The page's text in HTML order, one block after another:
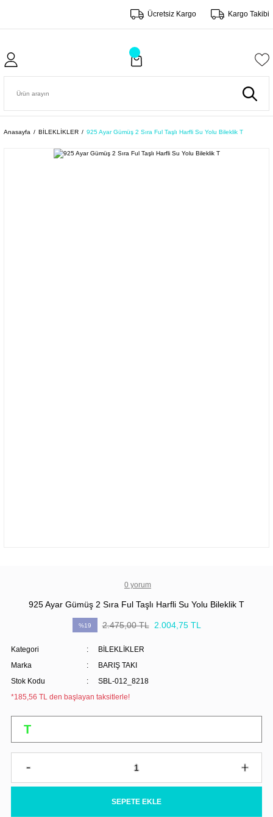
Ücretsiz Kargo Kargo Takibi
Anasayfa BİLEKLİKLER 925 Ayar Gümüş 2 Sıra Ful Taşlı Harfli Su Yolu Bileklik T
0 yorum
925 Ayar Gümüş 2 Sıra Ful Taşlı Harfli Su Yolu Bileklik T
%19 2.475,00 TL 2.004,75 TL
Kategori
BİLEKLİKLER
Marka
BARIŞ TAKI
Stok Kodu
SBL-012_8218
*185,56 TL den başlayan taksitlerle!
SEPETE EKLE